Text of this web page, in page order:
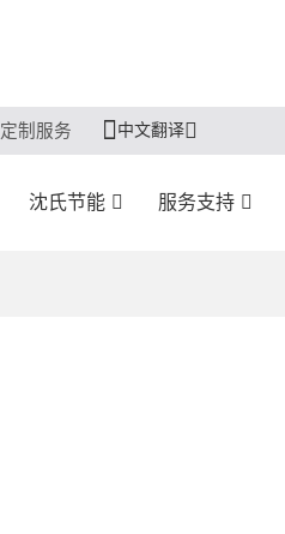
定制服务 中文翻译
沈氏节能 服务支持